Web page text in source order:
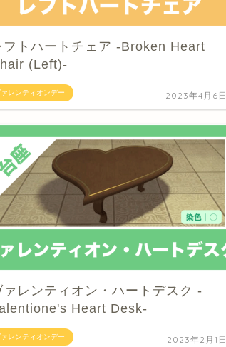
ァレンティオンデー
フトハートチェア -Broken Heart
(Left)-
2023年4月6日
ァレンティオンデー
ァレンティオン・ハートデスク -
Heart Desk-
2023年2月1日